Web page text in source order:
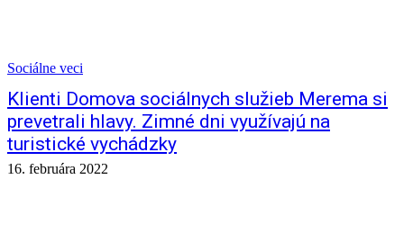
Sociálne veci
Klienti Domova sociálnych služieb Merema si
prevetrali hlavy. Zimné dni využívajú na
turistické vychádzky
16. februára 2022